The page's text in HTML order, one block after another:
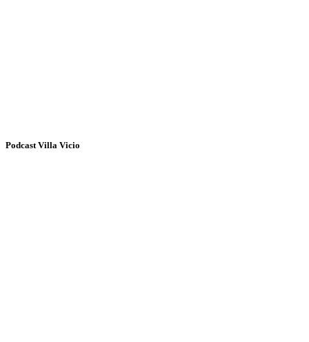
Podcast Villa Vicio